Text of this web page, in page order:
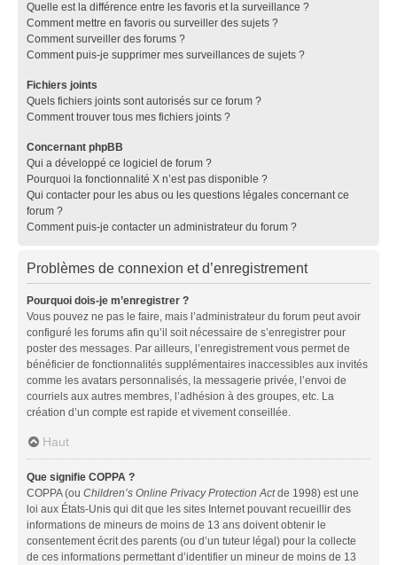
Quelle est la différence entre les favoris et la surveillance ?
Comment mettre en favoris ou surveiller des sujets ?
Comment surveiller des forums ?
Comment puis-je supprimer mes surveillances de sujets ?
Fichiers joints
Quels fichiers joints sont autorisés sur ce forum ?
Comment trouver tous mes fichiers joints ?
Concernant phpBB
Qui a développé ce logiciel de forum ?
Pourquoi la fonctionnalité X n’est pas disponible ?
Qui contacter pour les abus ou les questions légales concernant ce
forum ?
Comment puis-je contacter un administrateur du forum ?
Problèmes de connexion et d’enregistrement
Pourquoi dois-je m’enregistrer ?
Vous pouvez ne pas le faire, mais l’administrateur du forum peut avoir
configuré les forums afin qu’il soit nécessaire de s’enregistrer pour
poster des messages. Par ailleurs, l’enregistrement vous permet de
bénéficier de fonctionnalités supplémentaires inaccessibles aux invités
comme les avatars personnalisés, la messagerie privée, l’envoi de
courriels aux autres membres, l’adhésion à des groupes, etc. La
création d’un compte est rapide et vivement conseillée.
Haut
Que signifie COPPA ?
COPPA (ou Children’s Online Privacy Protection Actde 1998) est une
loi aux États-Unis qui dit que les sites Internet pouvant recueillir des
informations de mineurs de moins de 13 ans doivent obtenir le
consentement écrit des parents (ou d’un tuteur légal) pour la collecte
de ces informations permettant d’identifier un mineur de moins de 13